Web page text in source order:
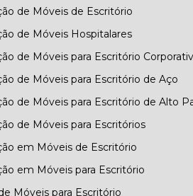
de Móveis de Escritório
de Móveis Hospitalares
de Móveis para Escritório
de Móveis para Escritório de Aço
de Móveis para Escritório de Alto
de Móveis para Escritórios
em Móveis de Escritório
em Móveis para Escritório
Móveis para Escritório